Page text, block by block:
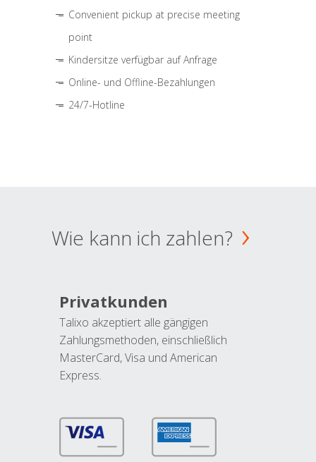
Convenient pickup at precise meeting
point
Kindersitze verfügbar auf Anfrage
Online- und Offline-Bezahlungen
24/7-Hotline
Wie kann ich zahlen?
Privatkunden
Talixo akzeptiert alle gängigen
Zahlungsmethoden, einschließlich
MasterCard, Visa und American
Express.